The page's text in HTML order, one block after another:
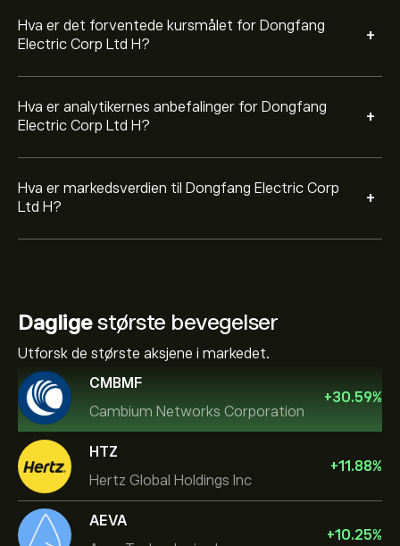
Hva er det forventede kursmålet for Dongfang
Electric Corp Ltd H?
+
Hva er analytikernes anbefalinger for Dongfang
Electric Corp Ltd H?
+
Hva er markedsverdien til Dongfang Electric Corp
Ltd H?
+
Dagligestørste bevegelser
Utforsk de største aksjene i markedet.
CMBMF
Cambium Networks Corporation
+30.59%
HTZ
Hertz Global Holdings Inc
+11.88%
AEVA
+10.25%